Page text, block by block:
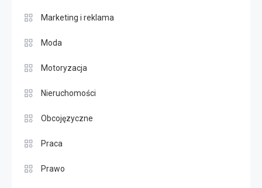
Marketing i reklama
Moda
Motoryzacja
Nieruchomości
Obcojęzyczne
Praca
Prawo